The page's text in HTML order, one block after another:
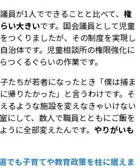
員が1人でできることと比べて、 権
い大きいです。国会議員として児童
つくりましたが、その制度を実現し
治体です。児童相談所の権限強化に
つくるぐらいの作業です。
たちが若者になったとき「僕は捕ま
帰りたかった」と言うわけです。そ
るような施設を変えなきゃいけない
にして、数人で職員とともにご飯を
うに全部変えたんです。 やりがいも
でも子育てや教育政策を柱に据えま